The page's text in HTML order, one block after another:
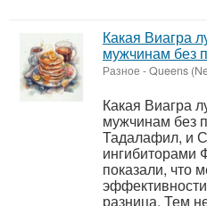
Какая Виагра
мужчинам без
Разное -Queens
Какая Виагра
мужчинам без
Тадалафил, и
ингибиторами
показали, что
разница. Тем